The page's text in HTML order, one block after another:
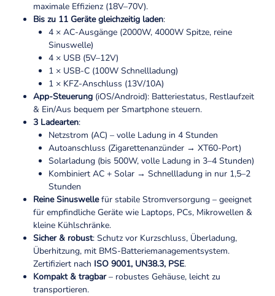
maximale Effizienz (18V–70V).
Bis zu 11 Geräte gleichzeitig laden:
4 × AC-Ausgänge (2000W, 4000W Spitze, reine
Sinuswelle)
4 × USB (5V–12V)
1 × USB-C (100W Schnellladung)
1 × KFZ-Anschluss (13V/10A)
App-Steuerung(iOS/Android): Batteriestatus, Restlaufzeit
& Ein/Aus bequem per Smartphone steuern.
3 Ladearten:
Netzstrom (AC) – volle Ladung in 4 Stunden
Autoanschluss (Zigarettenanzünder → XT60-Port)
Solarladung (bis 500W, volle Ladung in 3–4 Stunden)
Kombiniert AC + Solar → Schnellladung in nur 1,5–2
Stunden
Reine Sinuswellefür stabile Stromversorgung – geeignet
für empfindliche Geräte wie Laptops, PCs, Mikrowellen &
kleine Kühlschränke.
Sicher & robust: Schutz vor Kurzschluss, Überladung,
Überhitzung, mit BMS-Batteriemanagementsystem.
Zertifiziert nach ISO 9001, UN38.3, PSE.
Kompakt & tragbar– robustes Gehäuse, leicht zu
transportieren.